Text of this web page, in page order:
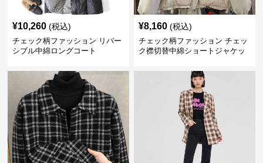
¥10,260 (税込)
チェック柄ファッション リバー
シブル中綿ロングコート
¥8,160 (税込)
チェック柄ファッション チェッ
ク襟切替中綿ショートジャケッ